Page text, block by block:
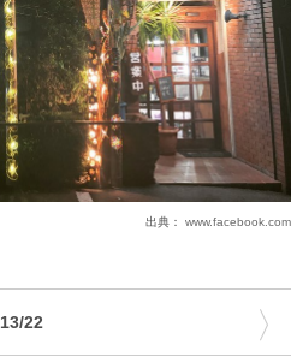
出典： www.facebook.com
13/22 〉